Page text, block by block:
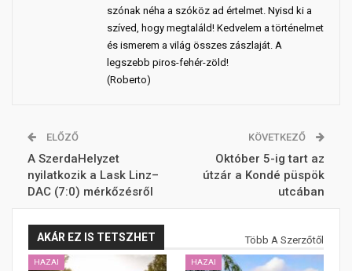
szónak néha a szóköz ad értelmet. Nyisd ki a
szíved, hogy megtaláld! Kedvelem a történelmet
és ismerem a világ összes zászlaját. A
legszebb piros-fehér-zöld!
(Roberto)
ELŐZŐ
A SzerdaHelyzet
nyilatkozik a Lask Linz–
DAC (7:0) mérkőzésről
KÖVETKEZŐ
Október 5-ig tart az
útzár a Kondé püspök
utcában
AKÁR EZ IS TETSZHET Több A Szerzőtől
HAZAI HAZAI